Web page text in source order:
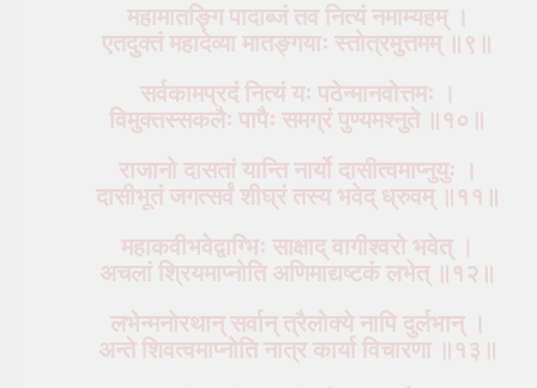
महामातङ्गि पादाब्जं तव नित्यं नमाम्यहम् ।
एतदुक्तं महादेव्या मातङ्गयाः स्तोत्रमुत्तमम् ॥९॥
सर्वकामप्रदं नित्यं यः पठेन्मानवोत्तमः ।
विमुक्तस्सकलैः पापैः समग्रं पुण्यमश्नुते ॥१०॥
राजानो दासतां यान्ति नार्यो दासीत्वमाप्नुयुः ।
दासीभूतं जगत्सर्वं शीघ्रं तस्य भवेद् ध्रुवम् ॥११॥
महाकवीभवेद्वाग्भिः साक्षाद् वागीश्वरो भवेत् ।
अचलां श्रियमाप्नोति अणिमाद्यष्टकं लभेत् ॥१२॥
लभेन्मनोरथान् सर्वान् त्रैलोक्ये नापि दुर्लभान् ।
अन्ते शिवत्वमाप्नोति नात्र कार्या विचारणा ॥१३॥